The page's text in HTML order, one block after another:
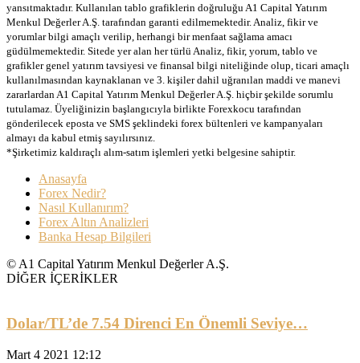
yansıtmaktadır. Kullanılan tablo grafiklerin doğruluğu A1 Capital Yatırım
Menkul Değerler A.Ş. tarafından garanti edilmemektedir. Analiz, fikir ve
yorumlar bilgi amaçlı verilip, herhangi bir menfaat sağlama amacı
güdülmemektedir. Sitede yer alan her türlü Analiz, fikir, yorum, tablo ve
grafikler genel yatırım tavsiyesi ve finansal bilgi niteliğinde olup, ticari amaçlı
kullanılmasından kaynaklanan ve 3. kişiler dahil uğranılan maddi ve manevi
zararlardan A1 Capital Yatırım Menkul Değerler A.Ş. hiçbir şekilde sorumlu
tutulamaz. Üyeliğinizin başlangıcıyla birlikte Forexkocu tarafından
gönderilecek eposta ve SMS şeklindeki forex bültenleri ve kampanyaları
almayı da kabul etmiş sayılırsınız.
*Şirketimiz kaldıraçlı alım-satım işlemleri yetki belgesine sahiptir.
Anasayfa
Forex Nedir?
Nasıl Kullanırım?
Forex Altın Analizleri
Banka Hesap Bilgileri
© A1 Capital Yatırım Menkul Değerler A.Ş.
DİĞER İÇERİKLER
Dolar/TL’de 7.54 Direnci En Önemli Seviye…
Mart 4 2021 12:12